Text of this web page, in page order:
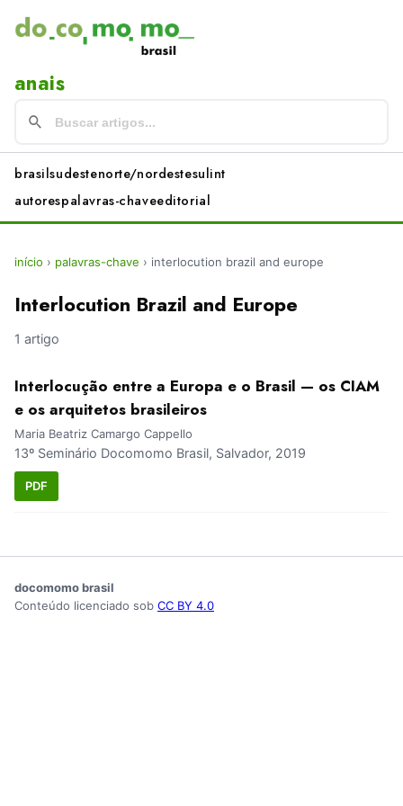
anais
brasilsudestenorte/nordestesulint
autorespalavras-chaveeditorial
início › palavras-chave › interlocution brazil and europe
Interlocution Brazil and Europe
1 artigo
Interlocução entre a Europa e o Brasil — os CIAM
e os arquitetos brasileiros
Maria Beatriz Camargo Cappello
13º Seminário Docomomo Brasil, Salvador, 2019
PDF
docomomo brasil
Conteúdo licenciado sob CC BY 4.0